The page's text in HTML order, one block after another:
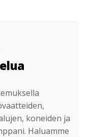
koneiden ja
Haluamme